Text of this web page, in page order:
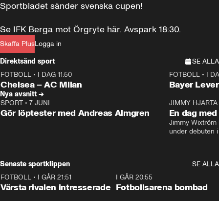
Skaffa PlusLogga in
Sportbladet sänder svenska cupen!
Se IFK Berga mot Örgryte här. Avspark 18:30.
Direktsänd sport
SE ALLA
Plus
FOTBOLL • I DAG 11:50
Chelsea – AC Milan
Plus
FOTBOLL• I
Bayer
Nya avsnitt →
SPORT • 7 JUNI
Gör löptester med Andreas Almgren
JIMMY
En dag
Jimmy
under debuten
Senaste sportklippen
SE ALLA
FOTBOLL • I GÅR 21:51
Värsta rivalen intresserade
I GÅR 20:55
Fotbollsarena bombad